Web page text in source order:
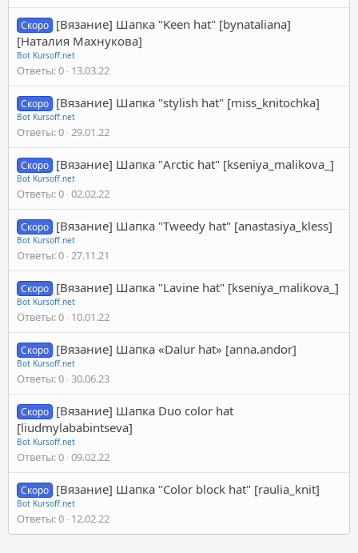
Скоро [Вязание] Шапка "Keen hat" [bynataliana]
[Наталия Махнукова]
Bot Kursoff.net
Ответы 0 13.03.22
Скоро [Вязание] Шапка "stylish hat" [miss_knitochka]
Bot Kursoff.net
Ответы 0 29.01.22
Скоро [Вязание] Шапка "Arctic hat" [kseniya_malikova_]
Bot Kursoff.net
Ответы 0 02.02.22
Скоро [Вязание] Шапка "Tweedy hat" [anastasiya_kless]
Bot Kursoff.net
Ответы 0 27.11.21
Скоро [Вязание] Шапка "Lavine hat" [kseniya_malikova_]
Bot Kursoff.net
Ответы 0 10.01.22
Скоро [Вязание] Шапка «Dalur hat» [anna.andor]
Bot Kursoff.net
Ответы 0 30.06.23
Скоро [Вязание] Шапка Duo color hat
[liudmylababintseva]
Bot Kursoff.net
Ответы 0 09.02.22
Скоро [Вязание] Шапка "Color block hat" [raulia_knit]
Bot Kursoff.net
Ответы 0 12.02.22